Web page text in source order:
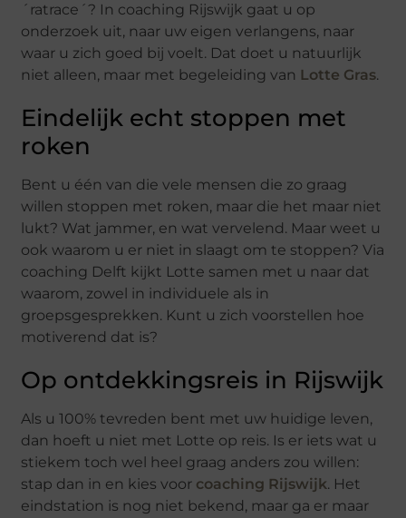
´ratrace´? In coaching Rijswijk gaat u op
onderzoek uit, naar uw eigen verlangens, naar
waar u zich goed bij voelt. Dat doet u natuurlijk
niet alleen, maar met begeleiding van Lotte Gras.
Eindelijk echt stoppen met
roken
Bent u één van die vele mensen die zo graag
willen stoppen met roken, maar die het maar niet
lukt? Wat jammer, en wat vervelend. Maar weet u
ook waarom u er niet in slaagt om te stoppen? Via
coaching Delft kijkt Lotte samen met u naar dat
waarom, zowel in individuele als in
groepsgesprekken. Kunt u zich voorstellen hoe
motiverend dat is?
Op ontdekkingsreis in Rijswijk
Als u 100% tevreden bent met uw huidige leven,
dan hoeft u niet met Lotte op reis. Is er iets wat u
stiekem toch wel heel graag anders zou willen:
stap dan in en kies voor coaching Rijswijk. Het
eindstation is nog niet bekend, maar ga er maar